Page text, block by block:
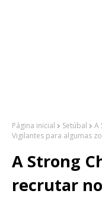
Página inicial Setúbal
A
Vigilantes para algumas
A Strong
recrutar